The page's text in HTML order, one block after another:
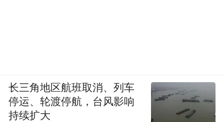
长三角地区航班取消、列车
停运、轮渡停航，台风影响
持续扩大